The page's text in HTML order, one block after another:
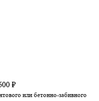
₽
или бетонно-забивного